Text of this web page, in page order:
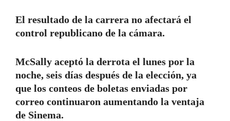
El resultado de la carrera no afectará el
control republicano de la cámara.
McSally aceptó la derrota el lunes por la
noche, seis días después de la elección, ya
que los conteos de boletas enviadas por
correo continuaron aumentando la ventaja
de Sinema.